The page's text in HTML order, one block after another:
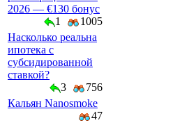
2026 — €130 бонус
1
1005
Насколько реальна
ипотека с
субсидированной
ставкой?
3
756
Кальян Nanosmoke
47